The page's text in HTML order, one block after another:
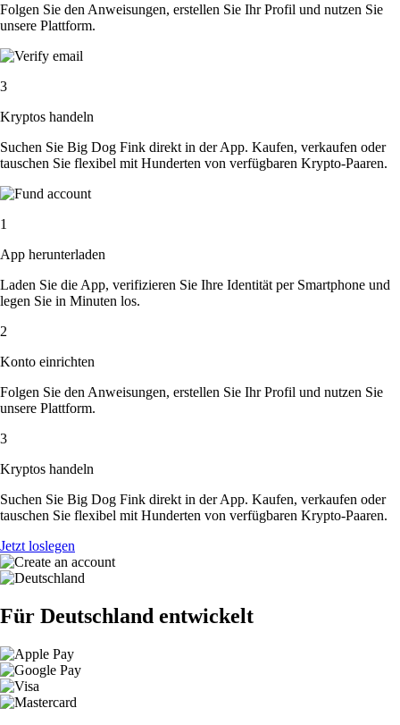
Folgen Sie den Anweisungen, erstellen Sie Ihr Profil und nutzen Sie
unsere Plattform.
3
Kryptos handeln
Suchen Sie Big Dog Fink direkt in der App. Kaufen, verkaufen oder
tauschen Sie flexibel mit Hunderten von verfügbaren Krypto-Paaren.
1
App herunterladen
Laden Sie die App, verifizieren Sie Ihre Identität per Smartphone und
legen Sie in Minuten los.
2
Konto einrichten
Folgen Sie den Anweisungen, erstellen Sie Ihr Profil und nutzen Sie
unsere Plattform.
3
Kryptos handeln
Suchen Sie Big Dog Fink direkt in der App. Kaufen, verkaufen oder
tauschen Sie flexibel mit Hunderten von verfügbaren Krypto-Paaren.
Jetzt loslegen
Für Deutschland entwickelt